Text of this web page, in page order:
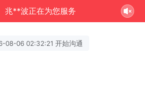
兆**波正在为您服务
08-06 02:32:21 开始沟通